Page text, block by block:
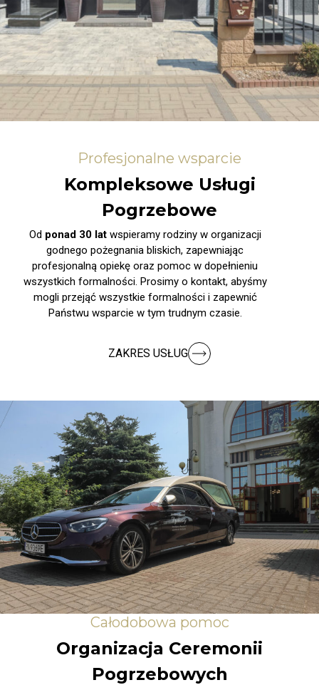
Profesjonalne wsparcie
Kompleksowe Usługi
Pogrzebowe
Od ponad 30 latwspieramy rodziny w organizacji
godnego pożegnania bliskich, zapewniając
profesjonalną opiekę oraz pomoc w dopełnieniu
wszystkich formalności. Prosimy o kontakt, abyśmy
mogli przejąć wszystkie formalności i zapewnić
Państwu wsparcie w tym trudnym czasie.
ZAKRES USŁUG
Całodobowa pomoc
Organizacja Ceremonii
Pogrzebowych